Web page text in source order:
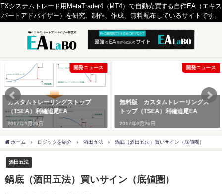
FXシステムトレード用MetaTrader4（MT4）で自動売買する自作EA（エキス
パートアドバイザー）を研究、制作、作成、無料配布しているサイトです。
開発ニュース
スタムトレーリングストップ
TSEA）利確追尾EA
年9月26日
開発ニュース
無料版 カスタムトレーリングス
トップ（TSEA）利確追尾EA
2017年9月26日
ホーム ロジックを紹介 酒田五法 鍋底（酒田五法）買いサイン（底値圏）
酒田五法
鍋底（酒田五法）買いサイン（底値圏）